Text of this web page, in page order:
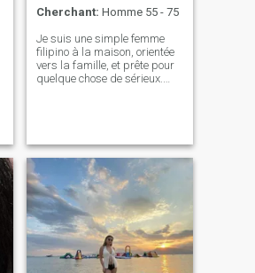
Cherchant: Homme 55 - 75
Je suis une simple femme
filipino à la maison, orientée
vers la famille, et prête pour
quelque chose de sérieux.
un amoureux de la nature,
j'aime les plantes et les
fleurs. J'aime aussi regarder
le lever et le coucher du soleil.
J'apprécie l'honnêteté et la
cohérence. Je ne suis pas ici
pour plaisanter Je veux juste
vivre une vie heureuse et
paisible avec mon
partenaire.